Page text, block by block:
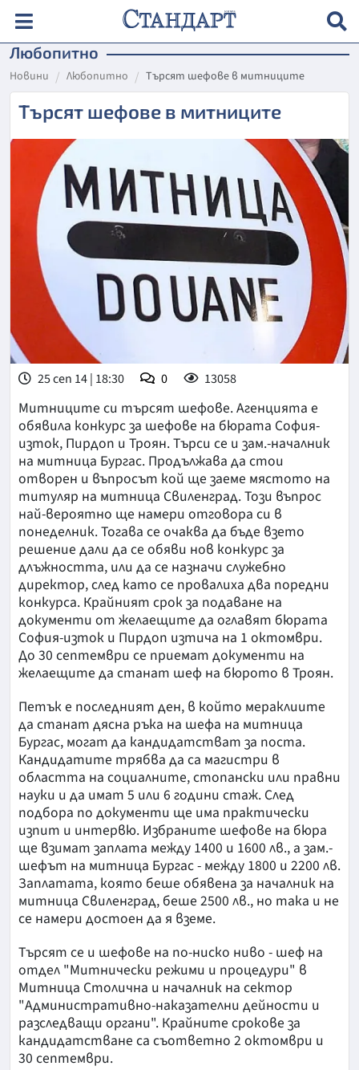
Любопитно
Новини Любопитно Търсят шефове в митниците
Търсят шефове в митниците
25 сеп 14 | 18:30 0 13058
Митниците си търсят шефове. Агенцията е
обявила конкурс за шефове на бюрата София-
изток, Пирдоп и Троян. Търси се и зам.-началник
на митница Бургас. Продължава да стои
отворен и въпросът кой ще заеме мястото на
титуляр на митница Свиленград. Този въпрос
най-вероятно ще намери отговора си в
понеделник. Тогава се очаква да бъде взето
решение дали да се обяви нов конкурс за
длъжността, или да се назначи служебно
директор, след като се провалиха два поредни
конкурса. Крайният срок за подаване на
документи от желаещите да оглавят бюрата
София-изток и Пирдоп изтича на 1 октомври.
До 30 септември се приемат документи на
желаещите да станат шеф на бюрото в Троян.
Петък е последният ден, в който мераклиите
да станат дясна ръка на шефа на митница
Бургас, могат да кандидатстват за поста.
Кандидатите трябва да са магистри в
областта на социалните, стопански или правни
науки и да имат 5 или 6 години стаж. След
подбора по документи ще има практически
изпит и интервю. Избраните шефове на бюра
ще взимат заплата между 1400 и 1600 лв., а зам.-
шефът на митница Бургас - между 1800 и 2200 лв.
Заплатата, която беше обявена за началник на
митница Свиленград, беше 2500 лв., но така и не
се намери достоен да я вземе.
Търсят се и шефове на по-ниско ниво - шеф на
отдел "Митнически режими и процедури" в
Митница Столична и началник на сектор
"Административно-наказателни дейности и
разследващи органи". Крайните срокове за
кандидатстване са съответно 2 октомври и
30 септември.